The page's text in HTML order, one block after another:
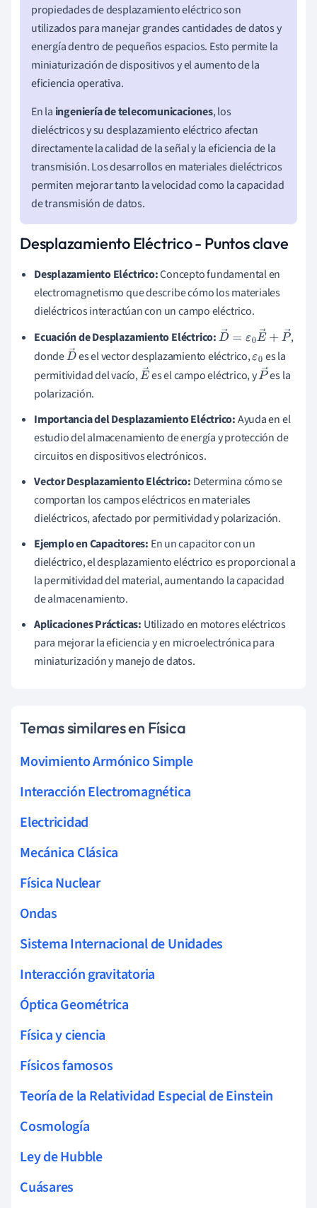
propiedades de desplazamiento eléctrico son
utilizados para manejar grandes cantidades de datos y
energía dentro de pequeños espacios. Esto permite la
miniaturización de dispositivos y el aumento de la
eficiencia operativa.
En la ingeniería de telecomunicaciones, los
dieléctricos y su desplazamiento eléctrico afectan
directamente la calidad de la señal y la eficiencia de la
transmisión. Los desarrollos en materiales dieléctricos
permiten mejorar tanto la velocidad como la capacidad
de transmisión de datos.
Desplazamiento Eléctrico - Puntos clave
Desplazamiento Eléctrico:Concepto fundamental en
electromagnetismo que describe cómo los materiales
dieléctricos interactúan con un campo eléctrico.
Ecuación de Desplazamiento Eléctrico:D→ =ε 0E→+P→
,
dondeD
→
es el vector desplazamiento eléctrico,ε0es la
permitividad del vacío,E es el campo eléctrico, yP es la
polarización.
Importancia del Desplazamiento Eléctrico:Ayuda en el
estudio del almacenamiento de energía y protección de
circuitos en dispositivos electrónicos.
Vector Desplazamiento Eléctrico: Determina cómo se
comportan los campos eléctricos en materiales
dieléctricos, afectado por permitividad y polarización.
Ejemplo en Capacitores: En un capacitor con un
dieléctrico, el desplazamiento eléctrico es proporcional a
la permitividad del material, aumentando la capacidad
de almacenamiento.
Aplicaciones Prácticas: Utilizado en motores eléctricos
para mejorar la eficiencia y en microelectrónica para
miniaturización y manejo de datos.
Temas similares en Física
Movimiento Armónico Simple
Interacción Electromagnética
Electricidad
Mecánica Clásica
Física Nuclear
Ondas
Sistema Internacional de Unidades
Interacción gravitatoria
Óptica Geométrica
Física y ciencia
Físicos famosos
Teoría de la Relatividad Especial de Einstein
Cosmología
Ley de Hubble
Cuásares